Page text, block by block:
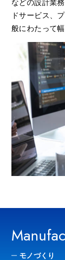
などの設計業
ドサービス、
般にわたって幅
モノづくり